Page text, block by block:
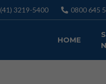
(41) 3219-5400 0800 645
HOME